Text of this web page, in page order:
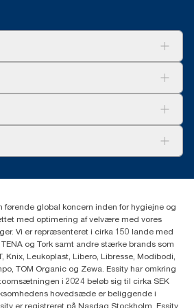
vandforbrug på 495 g). Fordi dataene
er det ikke beregnet til brug
specifikke produkter og forbrug.
førende global koncern inden for hygiejne og
med optimering af velvære med vores
Vi er repræsenteret i cirka 150 lande med
og Tork samt andre stærke brands som
Knix, Leukoplast, Libero, Libresse, Modibodi,
TOM Organic og Zewa. Essity har omkring
i 2024 beløb sig til cirka SEK
hovedsæde er beliggende i
er registreret på Nasdaq Stockholm. Essity